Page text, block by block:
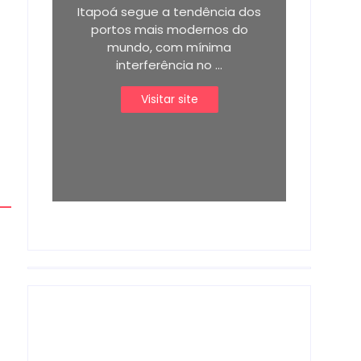
Itapoá segue a tendência dos
portos mais modernos do
mundo, com mínima
interferência no ...
Visitar site